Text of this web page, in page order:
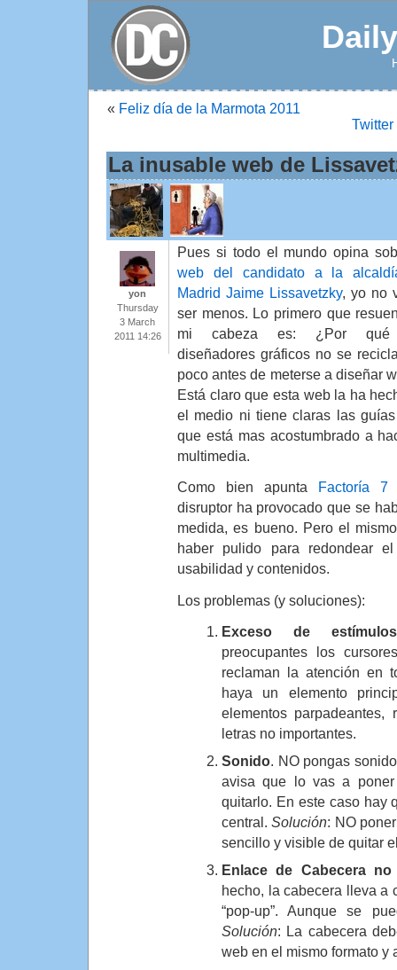
« Feliz día de la Marmota 2011
La inusable web de
yon
Thursday
3 March
2011 14:26
Pues si todo el mundo opina
web del candidato a la
Madrid Jaime Lissavetzky, yo no
ser menos. Lo primero que
mi cabeza es: ¿Por
diseñadores gráficos no se
poco antes de meterse a diseñar
Está claro que esta web la ha
el medio ni tiene claras las
que está mas acostumbrado a
multimedia.
Como bien apunta Factoría 7
disruptor ha provocado que se
medida, es bueno. Pero el
haber pulido para redondear
usabilidad y contenidos.
Los problemas (y soluciones):
Exceso de estímulos
preocupantes los
reclaman la atención en
haya un elemento
elementos
letras no importantes.
Sonido. NO pongas
avisa que lo vas a
quitarlo. En este caso hay
central.Solución: NO
sencillo y visible de quitar
Enlace de Cabecera
hecho, la cabecera lleva a
“pop-up”. Aunque se
Solución: La cabecera
web en el mismo formato y